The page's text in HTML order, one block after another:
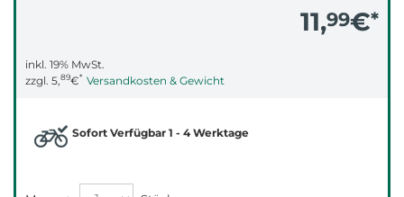
11,99€*
inkl. 19% MwSt.
zzgl. 5,89€* Versandkosten & Gewicht
Sofort Verfügbar 1 - 4 Werktage